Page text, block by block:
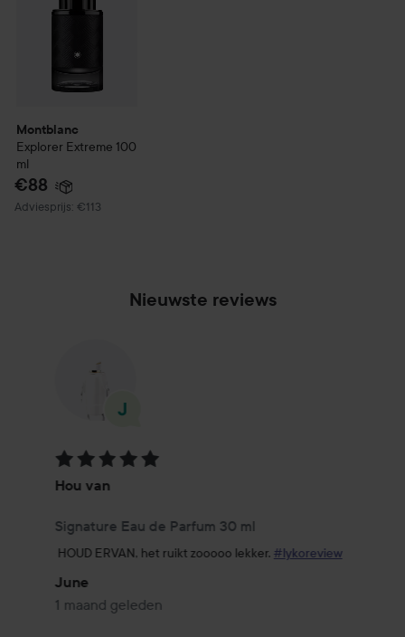
Montblanc
Explorer Extreme 100
ml
€88
Adviesprijs: €113
Aanbevolen prijs €113
Nieuwste reviews
Beoordeling: 5 van de 5
Hou van
Signature Eau de Parfum 30 ml
HOUD ERVAN, het ruikt zooooo lekker. #lykoreview
June
1 maand geleden